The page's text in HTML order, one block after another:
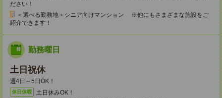
ださい！
＜選べる勤務地＞シニア向けマンション ※他にもさまざまな施設をご
紹介できます！
勤務曜日
土日祝休
週4日～5日OK！
休日休暇
土日休みOK！